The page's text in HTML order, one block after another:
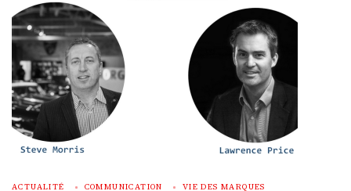
ACTUALITÉ COMMUNICATION VIE DES MARQUES